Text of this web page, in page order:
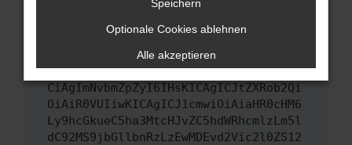
Fehlersuche zu unterstützen:
ewogICJuYW1lIjogIk5ldHdvcmtFcnJvciIs
CiAgImNvbmZpZyI6IHsKICAgICJtZXRob2Qi
OiAiR0VUIiwKICAgICJ1cmwiOiAiaHR0cHM6
Ly9hcGkueC5ha3MtcHJvZC5hdWRhcmlzLm5l
dC92MS9jbGllbnRzLzEwMDEvd2Vic2l0ZS12
Speichern
Optionale Cookies ablehnen
Alle akzeptieren